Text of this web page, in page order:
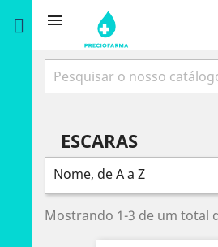

ESCARAS
Nome, de A a Z
Mostrando 1-3 de um total